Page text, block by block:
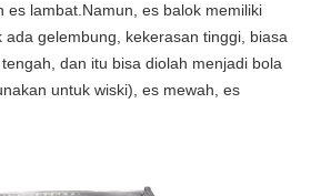
es lambat.Namun, es balok memiliki
gelembung, kekerasan tinggi, biasa
dan itu bisa diolah menjadi bola
untuk wiski), es mewah, es